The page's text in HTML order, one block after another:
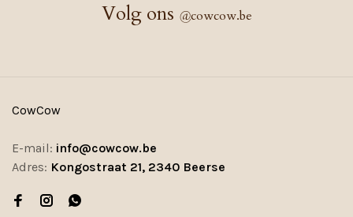
Volg ons @cowcow.be
CowCow
E-mail: info@cowcow.be
Adres: Kongostraat 21, 2340 Beerse